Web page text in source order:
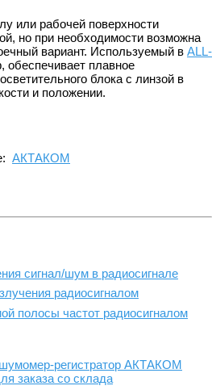
или рабочей поверхности
но при необходимости возможна
вариант. Используемый в ALL-
обеспечивает плавное
блока с линзой в
и положении.
АКТАКОМ
сигнал/шум в радиосигнале
радиосигналом
полосы частот радиосигналом
регистратор АКТАКОМ
заказа со склада